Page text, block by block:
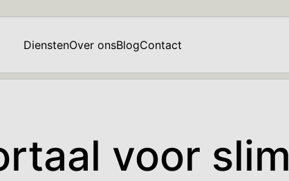
DienstenOver onsBlogContact
voor slim